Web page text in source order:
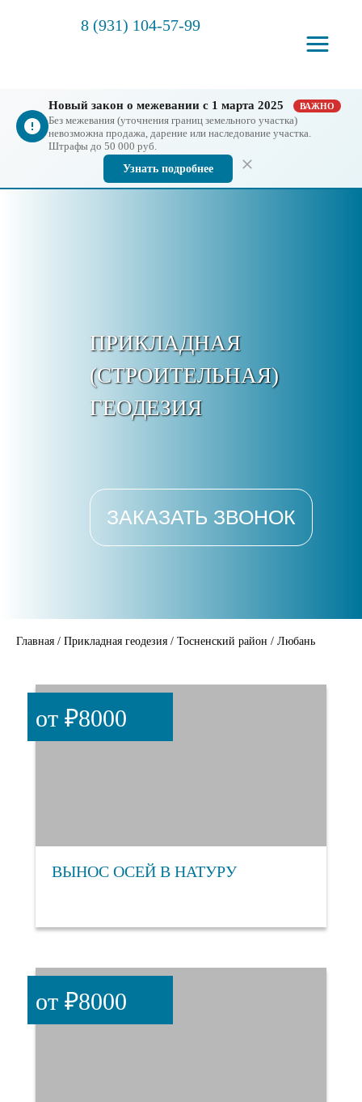
8 (931) 104-57-99
Новый закон о межевании с 1 марта 2025 ВАЖНО
Без межевания (уточнения границ земельного участка)
невозможна продажа, дарение или наследование участка.
Штрафы до 50 000 руб.
Узнать подробнее
ПРИКЛАДНАЯ
(СТРОИТЕЛЬНАЯ)
ГЕОДЕЗИЯ
ЗАКАЗАТЬ ЗВОНОК
Главная / Прикладная геодезия / Тосненский район / Любань
ВЫНОС ОСЕЙ В НАТУРУ
от ₽8000
от ₽8000